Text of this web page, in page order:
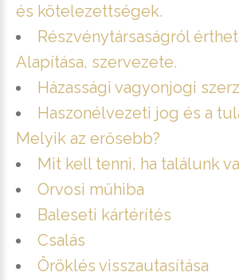
és kötelezettségek.
Részvénytársaságról
Alapítása, szervezete.
Házassági vagyonjogi
Haszonélvezeti jog és a
Melyik az erősebb?
Mit kell tenni, ha találunk
Orvosi műhiba
Baleseti kártérítés
Csalás
Öröklés visszautasítása